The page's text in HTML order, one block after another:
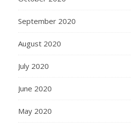
September 2020
August 2020
July 2020
June 2020
May 2020